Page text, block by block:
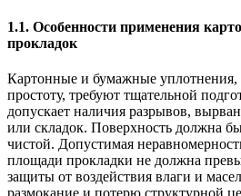
1.1. Особенности применения
прокладок
Картонные и бумажные уплотнения,
простоту, требуют тщательной
допускает наличия разрывов,
или складок. Поверхность должна
чистой. Допустимая
площади прокладки не должна
защиты от воздействия влаги и